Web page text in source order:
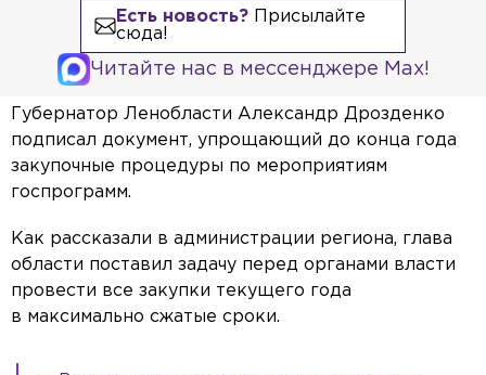
Есть новость?Присылайте
сюда!
Читайте нас в мессенджере Max!
Губернатор Ленобласти Александр Дрозденко
подписал документ, упрощающий до конца года
закупочные процедуры по мероприятиям
госпрограмм.
Как рассказали в администрации региона, глава
области поставил задачу перед органами власти
провести все закупки текущего года
в максимально сжатые сроки.